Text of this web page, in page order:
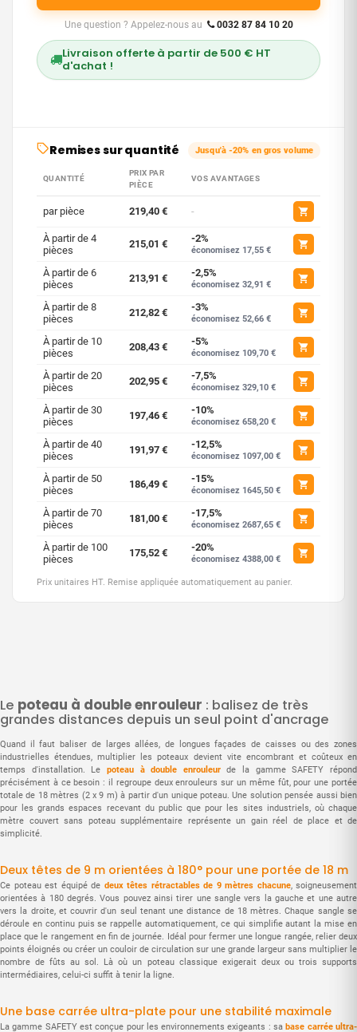
Le poteau à double enrouleur : balisez de très
grandes distances depuis un seul point d'ancrage
Quand il faut baliser de larges allées, de longues façades de caisses ou des zones
industrielles étendues, multiplier les poteaux devient vite encombrant et coûteux en
temps d'installation. Le poteau à double enrouleurde la gamme SAFETY répond
précisément à ce besoin : il regroupe deux enrouleurs sur un même fût, pour une portée
totale de 18 mètres (2 x 9 m) à partir d'un unique poteau. Une solution pensée aussi bien
pour les grands espaces recevant du public que pour les sites industriels, où chaque
mètre couvert sans poteau supplémentaire représente un gain réel de place et de
simplicité.
Deux têtes de 9 m orientées à 180° pour une portée de 18 m
Ce poteau est équipé de deux têtes rétractables de 9 mètres chacune, soigneusement
orientées à 180 degrés. Vous pouvez ainsi tirer une sangle vers la gauche et une autre
vers la droite, et couvrir d'un seul tenant une distance de 18 mètres. Chaque sangle se
déroule en continu puis se rappelle automatiquement, ce qui simplifie autant la mise en
place que le rangement en fin de journée. Idéal pour fermer une longue rangée, relier deux
points éloignés ou créer un couloir de circulation sur une grande largeur sans multiplier le
nombre de fûts au sol. Là où un poteau classique exigerait deux ou trois supports
intermédiaires, celui-ci suffit à tenir la ligne.
Une base carrée ultra-plate pour une stabilité maximale
La gamme SAFETY est conçue pour les environnements exigeants : sa base carrée ultra-
Une question ? Appelez-nous au 0032 87 84 10 20
Livraison offerte à partir de 500 € HT
d'achat !
Remises sur quantité Jusqu'à -20% en gros volume
QUANTITÉ
PRIX PAR
PIÈCE
VOS AVANTAGES
par pièce 219,40 € -
À partir de 4
pièces
215,01 € -2%
économisez 17,55 €
À partir de 6
pièces
213,91 € -2,5%
économisez 32,91 €
À partir de 8
pièces
212,82 € -3%
économisez 52,66 €
À partir de 10
pièces
208,43 € -5%
économisez 109,70 €
À partir de 20
pièces
202,95 € -7,5%
économisez 329,10 €
À partir de 30
pièces
197,46 € -10%
économisez 658,20 €
À partir de 40
pièces
191,97 € -12,5%
économisez 1097,00 €
À partir de 50
pièces
186,49 € -15%
économisez 1645,50 €
À partir de 70
pièces
181,00 € -17,5%
économisez 2687,65 €
À partir de 100
pièces
175,52 € -20%
économisez 4388,00 €
Prix unitaires HT. Remise appliquée automatiquement au panier.